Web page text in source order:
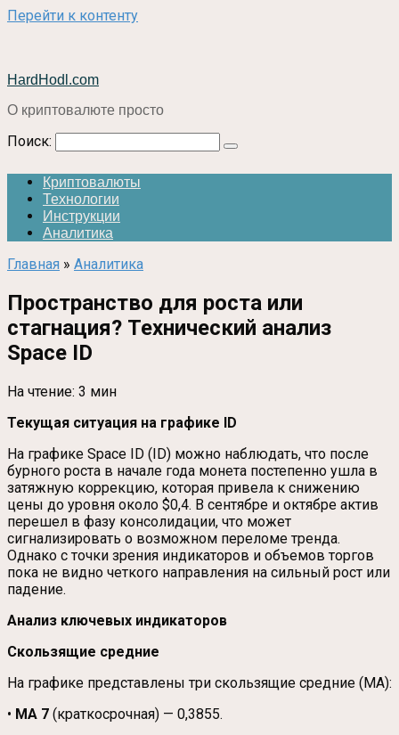
Перейти к контенту
HardHodl.com
О криптовалюте просто
Поиск:
Криптовалюты
Технологии
Инструкции
Аналитика
Главная » Аналитика
Пространство для роста или
стагнация? Технический анализ
Space ID
На чтение: 3 мин
Текущая ситуация на графике ID
На графике Space ID (ID) можно наблюдать, что после
бурного роста в начале года монета постепенно ушла в
затяжную коррекцию, которая привела к снижению
цены до уровня около $0,4. В сентябре и октябре актив
перешел в фазу консолидации, что может
сигнализировать о возможном переломе тренда.
Однако с точки зрения индикаторов и объемов торгов
пока не видно четкого направления на сильный рост или
падение.
Анализ ключевых индикаторов
Скользящие средние
На графике представлены три скользящие средние (MA):
• MA 7 (краткосрочная) — 0,3855.